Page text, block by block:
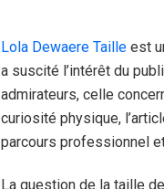
Lola Dewaere Tailleest
a suscité l’intérêt du
admirateurs, celle
curiosité physique,
parcours professionnel
La question de la taille